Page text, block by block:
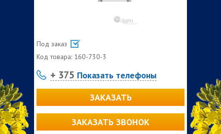
Под заказ
Код товара: 160-730-3
+ 375 Показать телефоны
ЗАКАЗАТЬ
ЗАКАЗАТЬ ЗВОНОК